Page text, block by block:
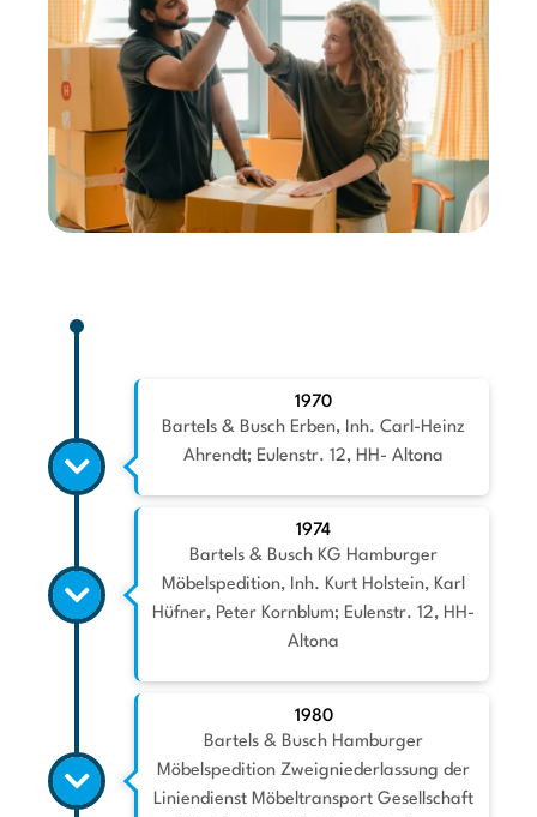
1970
Bartels & Busch Erben, Inh. Carl-Heinz
Ahrendt; Eulenstr. 12, HH- Altona
1974
Bartels & Busch KG Hamburger
Möbelspedition, Inh. Kurt Holstein, Karl
Hüfner, Peter Kornblum; Eulenstr. 12, HH-
Altona
1980
Bartels & Busch Hamburger
Möbelspedition Zweigniederlassung der
Liniendienst Möbeltransport Gesellschaft